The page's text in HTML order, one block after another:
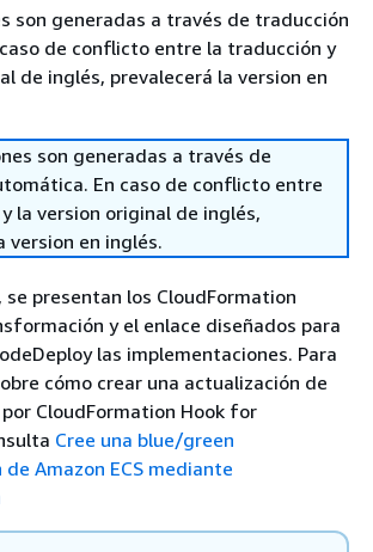
son generadas a través de traducción
de conflicto entre la traducción y
de inglés, prevalecerá la version en
son generadas a través de
En caso de conflicto entre
la version original de inglés,
version en inglés.
se presentan los CloudFormation
y el enlace diseñados para
las implementaciones. Para
cómo crear una actualización de
CloudFormation Hook for
Cree una blue/green
Amazon ECS mediante